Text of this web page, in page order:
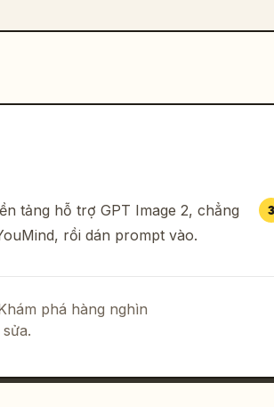
tảng hỗ trợ GPT Image 2, chẳng
rồi dán prompt vào.
3
phá hàng nghìn